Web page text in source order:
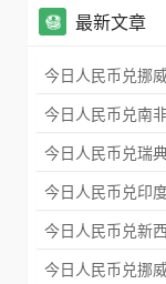
最新文章